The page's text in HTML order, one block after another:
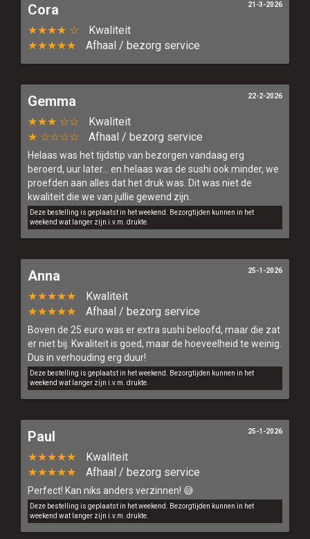
Cora
★★★★ ☆
Kwaliteit
★★★★★
Afhaal / bezorg service
21-3-2026
Gemma
★★★ ☆☆
Kwaliteit
★ ☆☆☆☆
Afhaal / bezorg service
Helaas was het tijdstip van bezorgen vandaag erg
beroerd, uur later… en helaas was de sushi ook minder, we
proefden aan alles dat het druk was. Dit was niet de
kwaliteit die we van jullie gewend zijn.
Deze bestelling is geplaatst in het weekend. Bezorgtijden kunnen in het
weekend wat langer zijn i.v.m. drukte.
22-2-2026
Anna
★★★★★
Kwaliteit
★★★★★
Afhaal / bezorg service
Boven de 25 euro was er extra sushi beloofd, maar die zat
er niet bij. Kwaliteit is goed, maar de hoeveelheid te weinig.
Dus in verhouding erg duur!
Deze bestelling is geplaatst in het weekend. Bezorgtijden kunnen in het
weekend wat langer zijn i.v.m. drukte.
25-1-2026
Paul
★★★★★
Kwaliteit
★★★★★
Afhaal / bezorg service
Perfect! Kan niks anders verzinnen! 😅
Deze bestelling is geplaatst in het weekend. Bezorgtijden kunnen in het
weekend wat langer zijn i.v.m. drukte.
25-1-2026